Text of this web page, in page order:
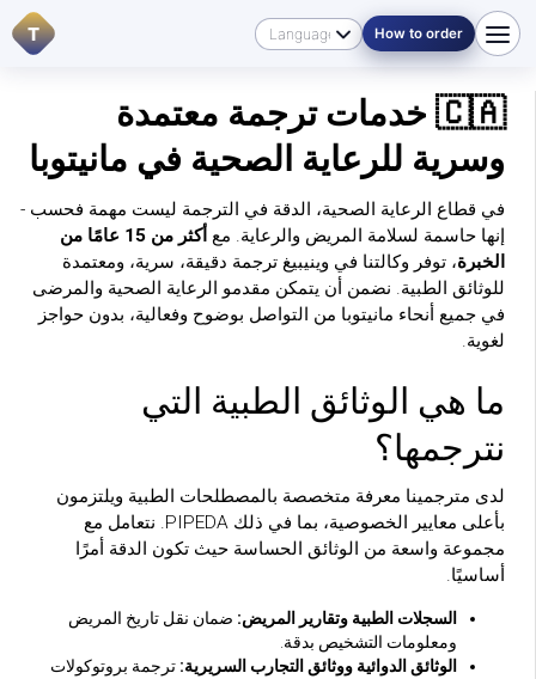
T How to order
🇨🇦 خدمات ترجمة معتمدة
وسرية للرعاية الصحية في مانيتوبا
في قطاع الرعاية الصحية، الدقة في الترجمة ليست مهمة فحسب -
إنها حاسمة لسلامة المريض والرعاية. مع
أكثر من 15 عامًا من
الخبرة، توفر وكالتنا في وينيبيغ ترجمة دقيقة، سرية، ومعتمدة
للوثائق الطبية. نضمن أن يتمكن مقدمو الرعاية الصحية والمرضى
في جميع أنحاء مانيتوبا من التواصل بوضوح وفعالية، بدون حواجز
لغوية.
ما هي الوثائق الطبية التي
نترجمها؟
لدى مترجمينا معرفة متخصصة بالمصطلحات الطبية ويلتزمون
بأعلى معايير الخصوصية، بما في ذلك PIPEDA. نتعامل مع
مجموعة واسعة من الوثائق الحساسة حيث تكون الدقة أمرًا
أساسيًا.
السجلات الطبية وتقارير المريض: ضمان نقل تاريخ المريض
ومعلومات التشخيص بدقة.
الوثائق الدوائية ووثائق التجارب السريرية: ترجمة بروتوكولات